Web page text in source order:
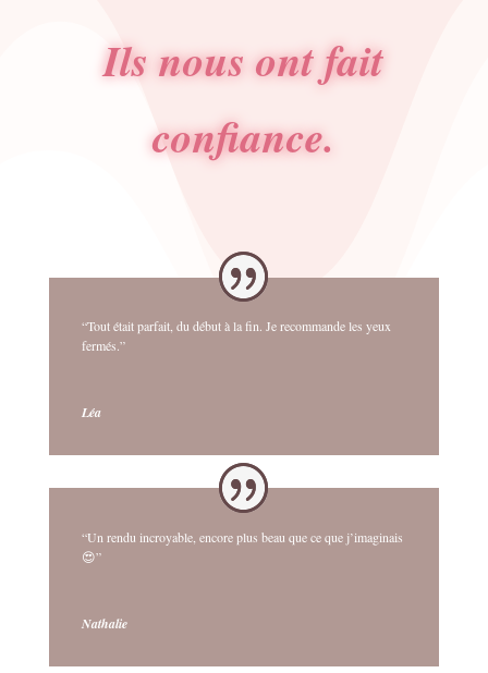
Ils nous ont fait
confiance.
“Tout était parfait, du début à la fin. Je recommande les yeux
fermés.”
Léa
“Un rendu incroyable, encore plus beau que ce que j’imaginais
😍”
Nathalie